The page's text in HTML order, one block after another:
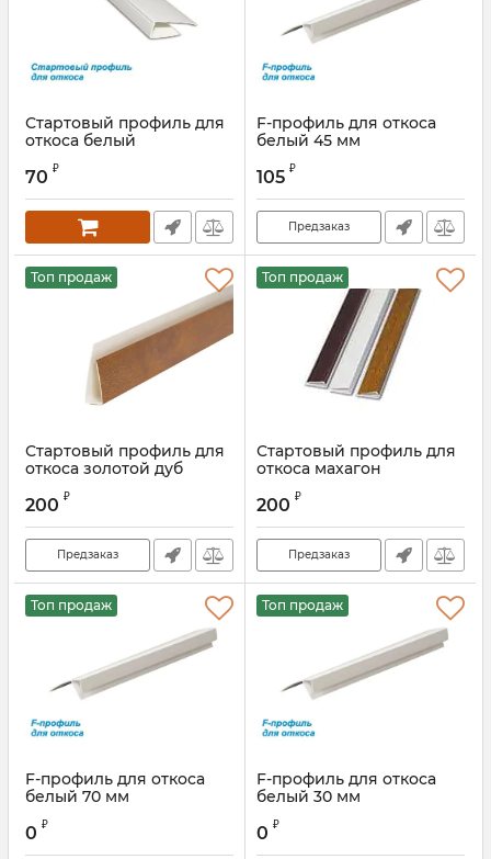
Стартовый профиль для
откоса белый
70 ₽
F-профиль для откоса
белый 45 мм
105 ₽
Предзаказ
Топ продаж
Стартовый профиль для
откоса золотой дуб
200 ₽
Предзаказ
Топ продаж
Стартовый профиль для
откоса махагон
200 ₽
Предзаказ
Топ продаж
F-профиль для откоса
белый 70 мм
0 ₽
Топ продаж
F-профиль для откоса
белый 30 мм
0 ₽